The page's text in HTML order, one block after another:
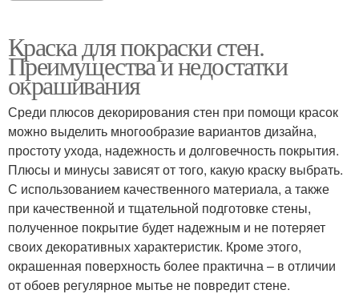
Краска для покраски стен.
Преимущества и недостатки
окрашивания
Среди плюсов декорирования стен при помощи красок
можно выделить многообразие вариантов дизайна,
простоту ухода, надежность и долговечность покрытия.
Плюсы и минусы зависят от того, какую краску выбрать.
С использованием качественного материала, а также
при качественной и тщательной подготовке стены,
полученное покрытие будет надежным и не потеряет
своих декоративных характеристик. Кроме этого,
окрашенная поверхность более практична – в отличии
от обоев регулярное мытье не повредит стене.